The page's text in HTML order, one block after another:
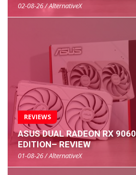
02-08-26 / AlternativeX
REVIEWS
ASUS DUAL RADEON RX
EDITION– REVIEW
01-08-26 / AlternativeX